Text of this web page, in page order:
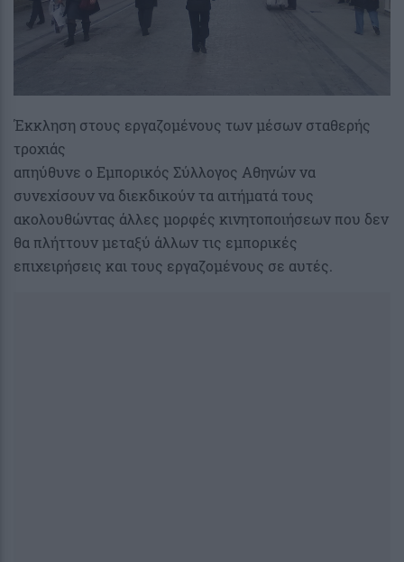
Έκκληση στους εργαζομένους των μέσων σταθερής
τροχιάς
απηύθυνε ο Εμπορικός Σύλλογος Αθηνών να
συνεχίσουν να διεκδικούν τα αιτήματά τους
ακολουθώντας άλλες μορφές κινητοποιήσεων που δεν
θα πλήττουν μεταξύ άλλων τις εμπορικές
επιχειρήσεις και τους εργαζομένους σε αυτές.